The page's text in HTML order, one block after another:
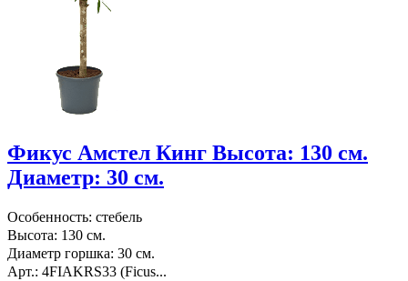
Фикус Амстел Кинг Высота: 130 см.
Диаметр: 30 см.
Особенность: стебель
Высота: 130 см.
Диаметр горшка: 30 см.
Арт.: 4FIAKRS33 (Ficus...